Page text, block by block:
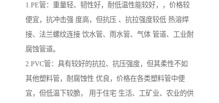
1.PE管：重量轻、韧性好，耐低温性能较好，，价格较
便宜，抗冲击强 度高，但抗压 、抗拉强度较低 热溶焊
接、法兰螺纹连接 饮水管、雨水管、气体 管道、工业耐
腐蚀管道。
2.PVC管：具有较好的抗拉、抗压强度，但其柔性不如
其他塑料管，耐腐蚀性 优良，价格在各类塑料管中便
宜，但低温下较脆， 用于住宅 生活、工矿业、农业的供